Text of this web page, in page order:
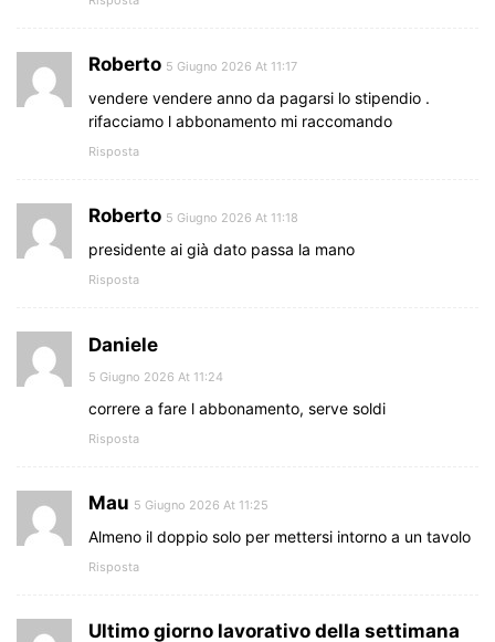
Roberto 5 Giugno 2026 At 11:17
vendere vendere anno da pagarsi lo stipendio .
rifacciamo l abbonamento mi raccomando
Risposta
Roberto 5 Giugno 2026 At 11:18
presidente ai già dato passa la mano
Risposta
Daniele
5 Giugno 2026 At 11:24
correre a fare l abbonamento, serve soldi
Risposta
Mau 5 Giugno 2026 At 11:25
Almeno il doppio solo per mettersi intorno a un tavolo
Risposta
Ultimo giorno lavorativo della settimana